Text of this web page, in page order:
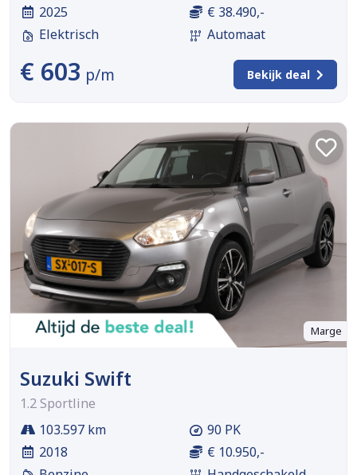
2025
Elektrisch
€ 38.490,-
Automaat
€ 603 p/m Bekijk deal
Marge
Suzuki Swift
1.2 Sportline
103.597 km
2018
90 PK
€ 10.950,-